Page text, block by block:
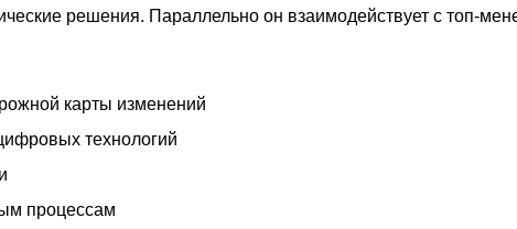
решения. Параллельно он взаимодействует с топ-
карты изменений
технологий
процессам